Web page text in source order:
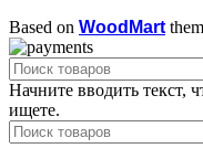
Based on WoodMart
Начните вводить текст,
ищете.